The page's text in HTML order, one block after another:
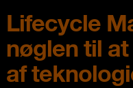
Lifecycle
nøglen til
af